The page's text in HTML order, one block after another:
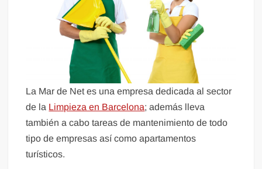
La Mar de Net es una empresa dedicada al sector
de la Limpieza en Barcelona; además lleva
también a cabo tareas de mantenimiento de todo
tipo de empresas así como apartamentos
turísticos.